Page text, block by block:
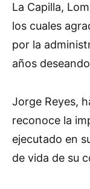
La Capilla,
los cuales
por la
años
Jorge Reyes,
reconoce la
ejecutado en
de vida de su